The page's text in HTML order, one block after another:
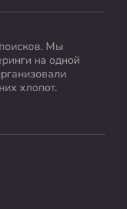
Мы
на одной
хлопот.